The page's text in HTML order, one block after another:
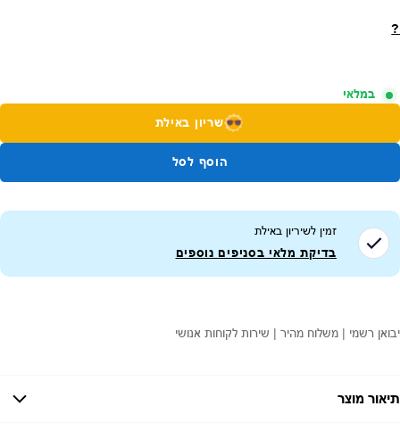
?
במלאי
שריון באילת
הוסף לסל
זמין לשיריון באילת
בדיקת מלאי בסניפים נוספים
יבואן רשמי | משלוח מהיר | שירות לקוחות אנושי
תיאור מוצר